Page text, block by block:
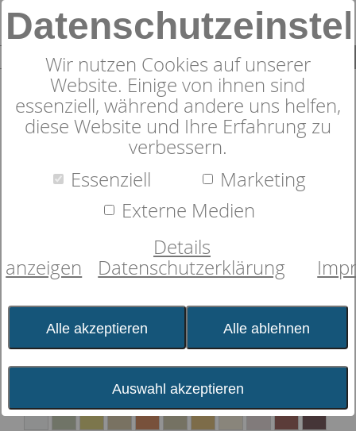
0
dormabell Uni-Satin
5,0 von 4
Wir nutzen Cookies auf unserer
Website. Einige von ihnen sind
essenziell, während andere uns helfen,
diese Website und Ihre Erfahrung zu
verbessern.
Essenziell
Marketing
Externe Medien
Details
anzeigen
Datenschutzerklärung
Alle akzeptieren Alle ablehnen
Auswahl akzeptieren